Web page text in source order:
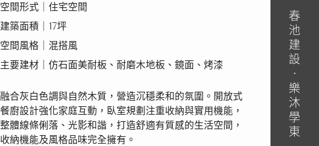
春池建設‧樂沐學東
空間形式｜住宅空間
建築面積｜17坪
空間風格｜混搭風
主要建材｜仿石面美耐板、耐磨木地板、鏡面、烤漆​
融合灰白色調與自然木質，營造沉穩柔和的氛圍。開放式
餐廚設計強化家庭互動，臥室規劃注重收納與實用機能，
整體線條俐落、光影和諧，打造舒適有質感的生活空間，
收納機能及風格品味完全擁有。